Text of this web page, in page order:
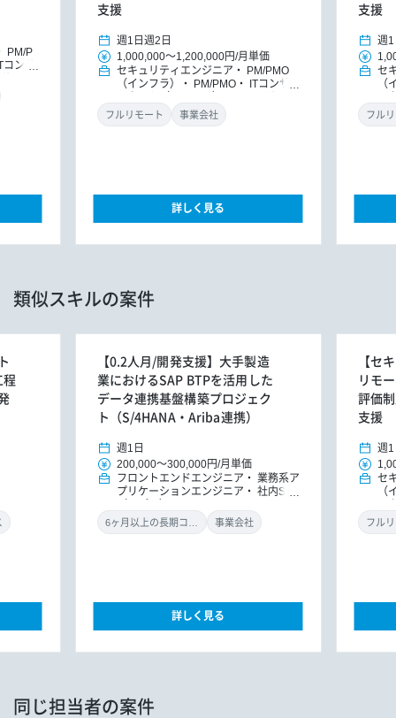
PM/P
コンサ
ント
支援
週1日 週2日
1,000,000～1,200,000円/月単価
セキュリティエンジニア
PM/PMO
（インフラ）
PM/PMO
ITコンサ
ント
DXコンサルタント
フルリモート 事業会社
詳しく見る
支援
週1
セ
（
ン
フル
類似スキルの案件
程
【0.2人月/開発支援】大手製造
業におけるSAP BTPを活用した
データ連携基盤構築プロジェク
ト（S/4HANA・Ariba連携）
週1日
200,000～300,000円/月単価
フロントエンドエンジニア
業務系ア
プリケーションエンジニア
社内SE
事業会社
詳しく見る
【セ
リモ
評価
支援
週1
セ
（
ン
フル
同じ担当者の案件